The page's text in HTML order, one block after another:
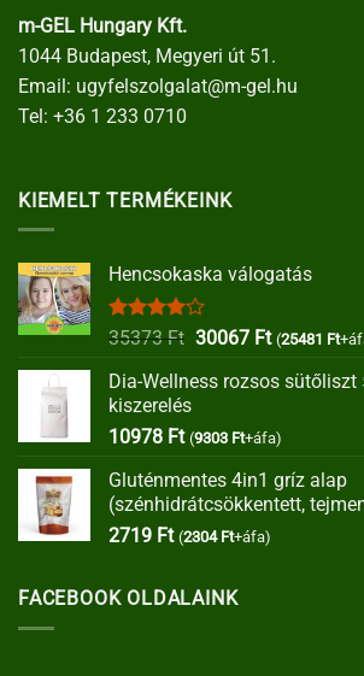
m-GEL Hungary Kft.
1044 Budapest, Megyeri út 51.
Email: ugyfelszolgalat@m-gel.hu
Tel: +36 1 233 0710
KIEMELT TERMÉKEINK
Hencsokaska válogatás
Értékelés:
35373Ft Original
was:
30067 FtCurrent
is:
(25481 Ft
Dia-Wellness rozsos sütőliszt
kiszerelés
10978 Ft (9303 Ft+áfa)
Gluténmentes 4in1 gríz alap
(szénhidrátcsökkentett,
2719 Ft (2304 Ft+áfa)
FACEBOOK OLDALAINK